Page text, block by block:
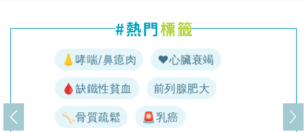
👃哮喘/鼻瘜肉 ♥️心臟衰竭
🩸缺鐵性貧血 前列腺肥大
🦴骨質疏鬆 🚨乳癌
上一頁 下